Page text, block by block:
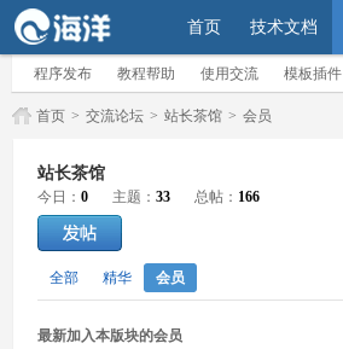
首页 技术文档
程序发布 教程帮助 使用交流 模板插件
首页 > 交流论坛 > 站长茶馆 > 会员
站长茶馆
今日： 0 主题： 33 总帖： 166
全部 精华 会员
最新加入本版块的会员